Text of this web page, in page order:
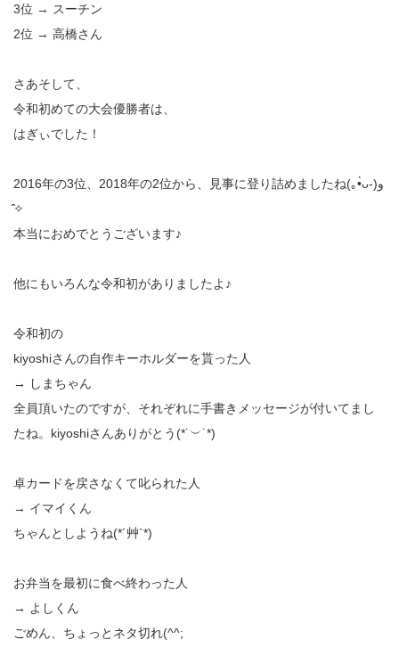
3位 → スーチン
2位 → 高橋さん
さあそして、
令和初めての大会優勝者は、
はぎぃでした！
2016年の3位、2018年の2位から、見事に登り詰めましたね(｡•̀ᴗ-)و
̑̑✧
本当におめでとうございます♪
他にもいろんな令和初がありましたよ♪
令和初の
kiyoshiさんの自作キーホルダーを貰った人
→ しまちゃん
全員頂いたのですが、それぞれに手書きメッセージが付いてまし
たね。kiyoshiさんありがとう(*˙︶˙*)
卓カードを戻さなくて叱られた人
→ イマイくん
ちゃんとしようね(*´艸`*)
お弁当を最初に食べ終わった人
→ よしくん
ごめん、ちょっとネタ切れ(^^;